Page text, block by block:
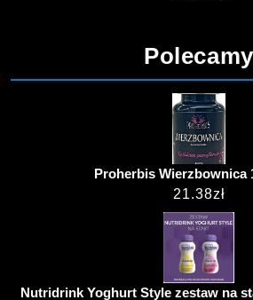
Polecamy
Proherbis Wierzbownica
21.38zł
Nutridrink Yoghurt Style zestaw na